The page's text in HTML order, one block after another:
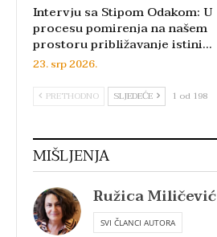
Intervju sa Stipom Odakom: U
procesu pomirenja na našem
prostoru približavanje istini…
23. srp 2026.
PRETHODNO SLJEDEĆE 1 od 198
MIŠLJENJA
Ružica Miličević
SVI ČLANCI AUTORA